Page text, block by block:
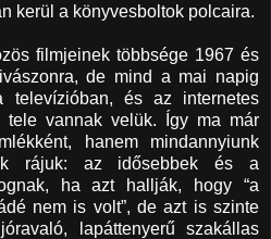
kerül a könyvesboltok polcaira.
filmjeinek többsége 1967 és
de mind a mai napig
televízióban, és az internetes
tele vannak velük. Így ma már
hanem mindannyiunk
rájuk: az idősebbek és a
ha azt hallják, hogy “a
nem is volt”, de azt is szinte
lapáttenyerű szakállas